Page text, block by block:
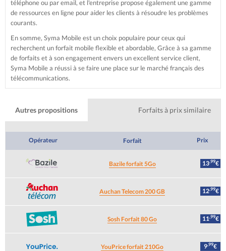
téléphone ou par email, et l'entreprise propose également une gamme
de ressources en ligne pour aider les clients à résoudre les problèmes
courants.
En somme, Syma Mobile est un choix populaire pour ceux qui
recherchent un forfait mobile flexible et abordable, Grâce à sa gamme
de forfaits et à son engagement envers un excellent service client,
Syma Mobile a réussi à se faire une place sur le marché français des
télécommunications.
Autres propositions Forfaits à prix similaire
Opérateur Forfait Prix
Bazile forfait 5Go 13,99€
Auchan Telecom 200 GB 12,99€
Sosh Forfait 80 Go 11,99€
YouPrice forfait 210Go 9,99€